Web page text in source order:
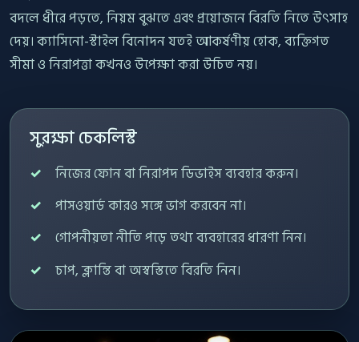
বদলে ধীরে পড়তে, নিয়ম বুঝতে এবং প্রয়োজনে বিরতি নিতে উৎসাহ
দেয়। ক্যাসিনো-স্টাইল বিনোদন যতই আকর্ষণীয় হোক, ব্যক্তিগত
সীমা ও নিরাপত্তা কখনও উপেক্ষা করা উচিত নয়।
সুরক্ষা চেকলিস্ট
নিজের ফোন বা নিরাপদ ডিভাইস ব্যবহার করুন।
পাসওয়ার্ড কারও সঙ্গে ভাগ করবেন না।
গোপনীয়তা নীতি পড়ে তথ্য ব্যবহারের ধারণা নিন।
চাপ, ক্লান্তি বা অস্বস্তিতে বিরতি নিন।